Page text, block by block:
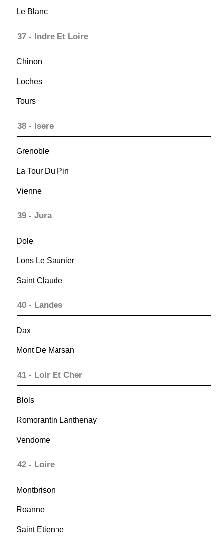
Le Blanc
37 - Indre Et Loire
Chinon
Loches
Tours
38 - Isere
Grenoble
La Tour Du Pin
Vienne
39 - Jura
Dole
Lons Le Saunier
Saint Claude
40 - Landes
Dax
Mont De Marsan
41 - Loir Et Cher
Blois
Romorantin Lanthenay
Vendome
42 - Loire
Montbrison
Roanne
Saint Etienne